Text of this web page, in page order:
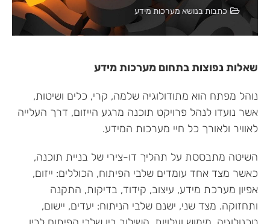
כתבות בנושא מערכות מידע
שאלות נפוצות בתחום מערכות מידע
נוהל מפתח הוא מתודולוגיה שלמה, קרי, כלים ושיטות,
אשר נועדו לנהל פרויקט תוכנה מרגע הייזום, דרך העלייה
לאוויר ולאורך כל חיי מערכות המידע.
השיטה מתבססת על תהליך דו-צירי של בניית תוכנה,
כאשר מצד אחד עומדים שלבי הפיתוח, הכוללים: ייזום,
אפיון מערכת מידע, עיצוב, קידוד, בדיקות, התקנה
ותחזוקה. מצד שני, ישנם שלבי הניתוח: יעדים, יישום,